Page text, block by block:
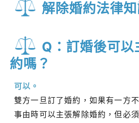
解除婚約法律知
Q：訂婚後可以
約嗎？
可以。
雙方一旦訂了婚約，如果有一方
事由時可以主張解除婚約，但必